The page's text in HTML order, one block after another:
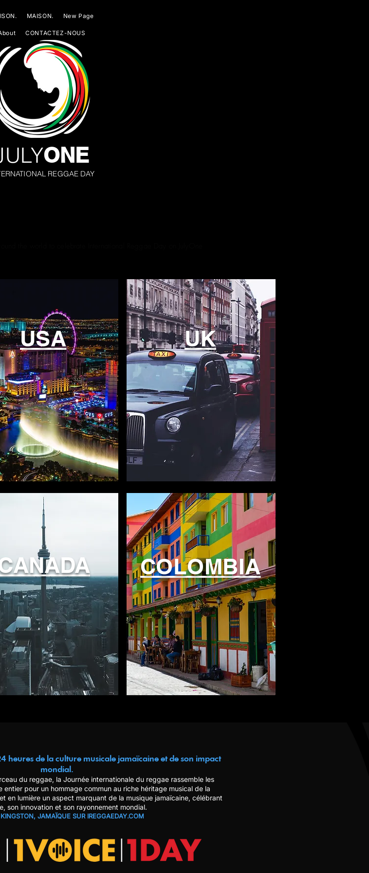
MAISON. New Page
CONTACTEZ-NOUS
ONE
REGGAE DAY
USA UK
COLOMBIA
heures de la culture musicale jamaïcaine et de son impact
mondial.
du reggae, la Journée internationale du reggae rassemble les
pour un hommage commun au riche héritage musical de la
en lumière un aspect marquant de la musique jamaïcaine, célébrant
son innovation et son rayonnement mondial.
JAMAÏQUE SUR IREGGAEDAY.COM